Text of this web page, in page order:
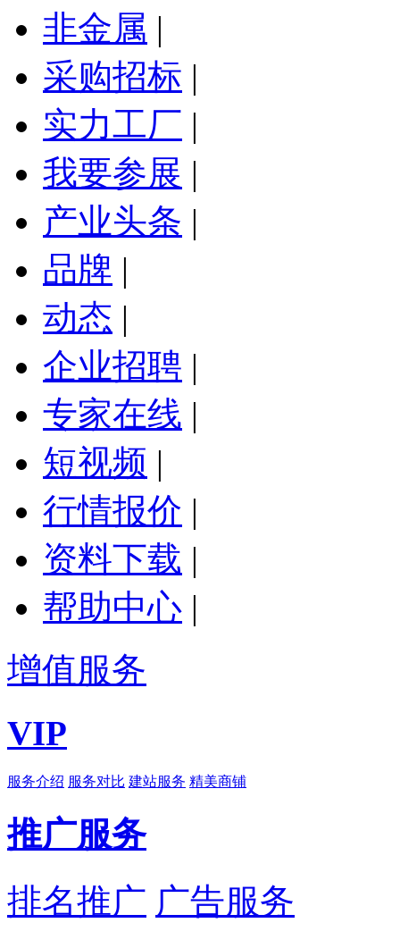
非金属 |
采购招标 |
实力工厂 |
我要参展 |
产业头条 |
品牌 |
动态 |
企业招聘 |
专家在线 |
短视频 |
行情报价 |
资料下载 |
帮助中心 |
增值服务
VIP
服务介绍 服务对比 建站服务 精美商铺
推广服务
排名推广 广告服务